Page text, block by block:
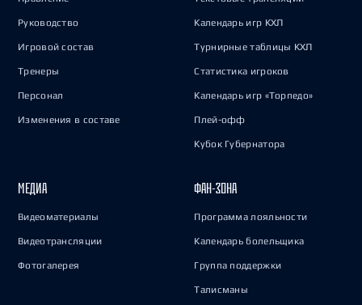
Руководство
Игровой состав
Тренеры
Персонал
Изменения в составе
Календарь игр КХЛ
Турнирные таблицы КХЛ
Статистика игроков
Календарь игр «Торпедо»
Плей-офф
Кубок Губернатора
МЕДИА
Видеоматериалы
Видеотрансляции
Фотогалерея
ФАН-ЗОНА
Программа лояльности
Календарь болельщика
Группа поддержки
Талисманы